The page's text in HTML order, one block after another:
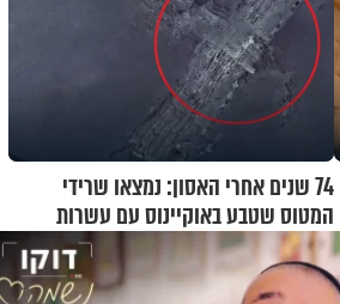
74 שנים אחרי האסון: נמצאו שרידי
המטוס שטבע באוקיינוס עם עשרות
נוסעים